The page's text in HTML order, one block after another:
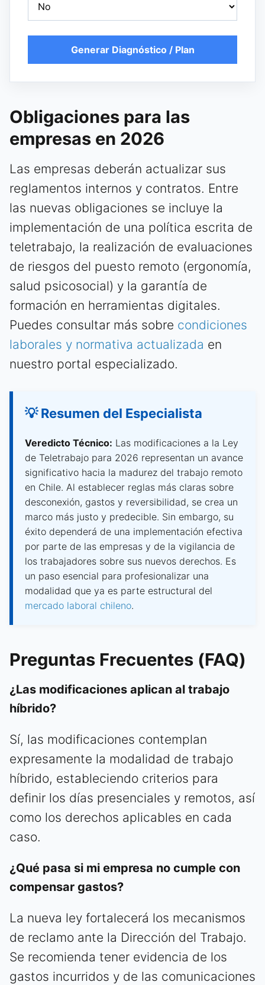
Generar Diagnóstico / Plan
Obligaciones para las
empresas en 2026
Las empresas deberán actualizar sus
reglamentos internos y contratos. Entre
las nuevas obligaciones se incluye la
implementación de una política escrita de
teletrabajo, la realización de evaluaciones
de riesgos del puesto remoto (ergonomía,
salud psicosocial) y la garantía de
formación en herramientas digitales.
Puedes consultar más sobre condiciones
laborales y normativa actualizada en
nuestro portal especializado.
💡 Resumen del Especialista
Veredicto Técnico: Las modificaciones a la Ley
de Teletrabajo para 2026 representan un avance
significativo hacia la madurez del trabajo remoto
en Chile. Al establecer reglas más claras sobre
desconexión, gastos y reversibilidad, se crea un
marco más justo y predecible. Sin embargo, su
éxito dependerá de una implementación efectiva
por parte de las empresas y de la vigilancia de
los trabajadores sobre sus nuevos derechos. Es
un paso esencial para profesionalizar una
modalidad que ya es parte estructural del
mercado laboral chileno.
Preguntas Frecuentes (FAQ)
¿Las modificaciones aplican al trabajo
híbrido?
Sí, las modificaciones contemplan
expresamente la modalidad de trabajo
híbrido, estableciendo criterios para
definir los días presenciales y remotos, así
como los derechos aplicables en cada
caso.
¿Qué pasa si mi empresa no cumple con
compensar gastos?
La nueva ley fortalecerá los mecanismos
de reclamo ante la Dirección del Trabajo.
Se recomienda tener evidencia de los
gastos incurridos y de las comunicaciones